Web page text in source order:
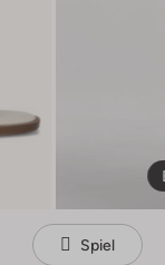
Spiel